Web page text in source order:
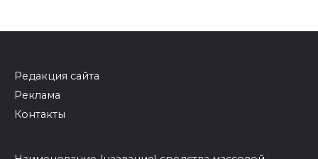
Редакция сайта
Реклама
Контакты